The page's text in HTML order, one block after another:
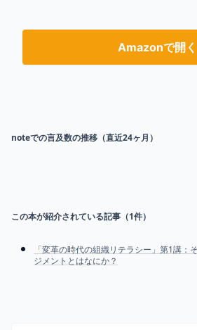
Amazonで開く
noteでの言及数の推移（直近24ヶ月）
この本が紹介されている記事（1件）
「変革の時代の組織リテラシー」第1講：
ジメントとはなにか？